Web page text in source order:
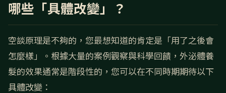
哪些「具體改變」？
空談原理是不夠的，您最想知道的肯定是「用了之後會
怎麼樣」。根據大量的案例觀察與科學回饋，外泌體養
髮的效果通常是階段性的，您可以在不同時期期待以下
具體改變：